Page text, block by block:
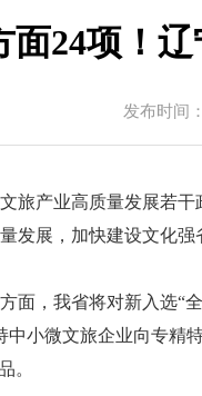
面24项！
发布时间
产业高质量发展若干
发展，加快建设文化强
，我省将对新入选“全
中小微文旅企业向专精
。